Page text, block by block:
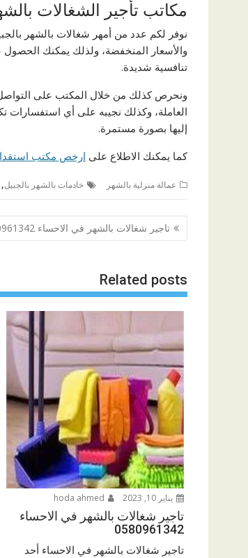
مكاتب تأجير الشغالات
نوفر لكم عدد من أمهر شغالات بالشهر
والأسعار المنخفضة، ولذلك يمكنك الحصول
تنافسية شديدة.
ونحرص كذلك من خلال المكتب على
العاملة، وكذلك نجيبه على أي استفسارات
إليها بصورة مستمرة.
كما يمكنك الاطلاع على ارخص مكتب استقدام من
عمالة منزلية بالشهر خادمات بالشهر بالجبيل,
تصفّح
المقالات
تاجير شغالات بالشهر في الاحساء 0580961342
Related posts
يناير 10, 2023
تاجير شغالات بالشهر في الاحساء
0580961342
تاجير شغالات بالشهر في الاحساء أحد